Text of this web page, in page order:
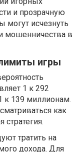
и прозрачную
могут исчезнуть
мошенничества в
игры
1 к 292
к 139 миллионам.
как
стратегия.
тратить на
дохода. Для